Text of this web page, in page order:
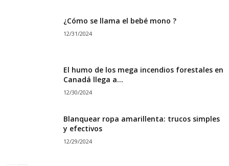
¿Cómo se llama el bebé mono ?
12/31/2024
El humo de los mega incendios forestales en
Canadá llega a...
12/30/2024
Blanquear ropa amarillenta: trucos simples
y efectivos
12/29/2024